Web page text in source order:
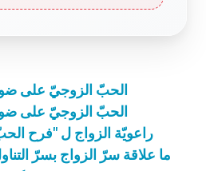
الحبّ الزوجيّ على
الحبّ الزوجيّ على
راعويّة الزواج ل "فرح
ما علاقة سرّ الزواج بسرّ